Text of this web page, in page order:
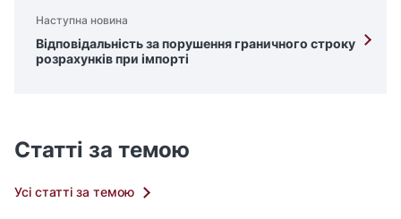
Наступна новина
Відповідальність за порушення граничного строку
розрахунків при імпорті
Статті за темою
Усі статті за темою